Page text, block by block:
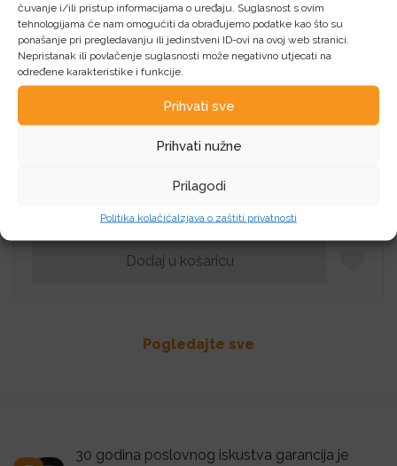
čuvanje i/ili pristup informacijama o uređaju. Suglasnost s ovim
tehnologijama će nam omogućiti da obrađujemo podatke kao što su
ponašanje pri pregledavanju ili jedinstveni ID-ovi na ovoj web stranici.
Nepristanak ili povlačenje suglasnosti može negativno utjecati na
određene karakteristike i funkcije.
Prihvati sve
Prihvati nužne
Prilagodi
Politika kolačićaIzjava o zaštiti privatnosti
Dodaj u košaricu
Dodaj u košaricu
Pogledajte sve
30 godina poslovnog iskustva garancija je